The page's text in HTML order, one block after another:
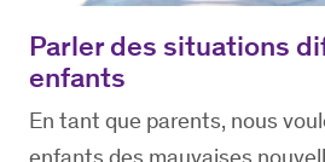
Parler des situations
enfants
En tant que parents, nous